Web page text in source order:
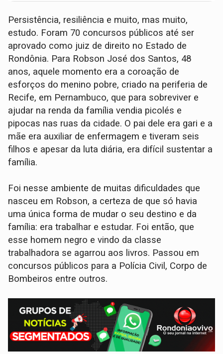
Persistência, resiliência e muito, mas muito,
estudo. Foram 70 concursos públicos até ser
aprovado como juiz de direito no Estado de
Rondônia. Para Robson José dos Santos, 48
anos, aquele momento era a coroação de
esforços do menino pobre, criado na periferia de
Recife, em Pernambuco, que para sobreviver e
ajudar na renda da família vendia picolés e
pipocas nas ruas da cidade. O pai dele era gari e a
mãe era auxiliar de enfermagem e tiveram seis
filhos e apesar da luta diária, era difícil sustentar a
família.
Foi nesse ambiente de muitas dificuldades que
nasceu em Robson, a certeza de que só havia
uma única forma de mudar o seu destino e da
família: era trabalhar e estudar. Foi então, que
esse homem negro e vindo da classe
trabalhadora se agarrou aos livros. Passou em
concursos públicos para a Polícia Civil, Corpo de
Bombeiros entre outros.